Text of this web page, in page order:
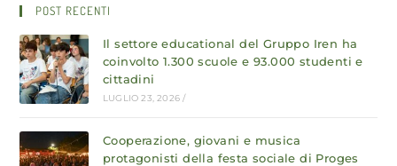
POST RECENTI
Il settore educational del Gruppo Iren ha
coinvolto 1.300 scuole e 93.000 studenti e
cittadini
LUGLIO 23, 2026 /
Cooperazione, giovani e musica
protagonisti della festa sociale di Proges